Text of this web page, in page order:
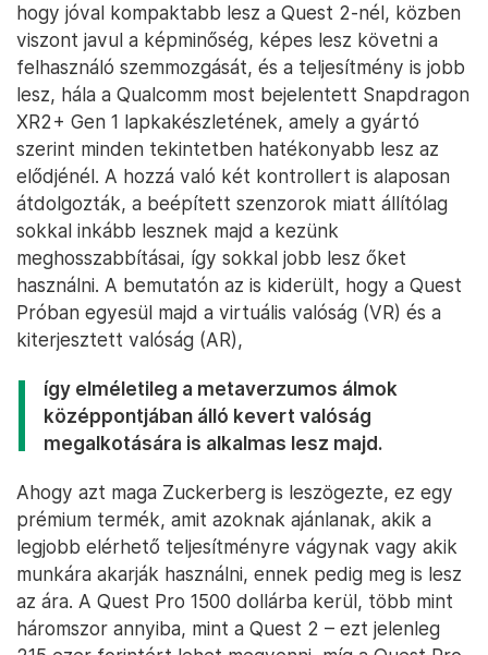
hogy jóval kompaktabb lesz a Quest 2-nél, közben
viszont javul a képminőség, képes lesz követni a
felhasználó szemmozgását, és a teljesítmény is jobb
lesz, hála a Qualcomm most bejelentett Snapdragon
XR2+ Gen 1 lapkakészletének, amely a gyártó
szerint minden tekintetben hatékonyabb lesz az
elődjénél. A hozzá való két kontrollert is alaposan
átdolgozták, a beépített szenzorok miatt állítólag
sokkal inkább lesznek majd a kezünk
meghosszabbításai, így sokkal jobb lesz őket
használni. A bemutatón az is kiderült, hogy a Quest
Próban egyesül majd a virtuális valóság (VR) és a
kiterjesztett valóság (AR),
így elméletileg a metaverzumos álmok
középpontjában álló kevert valóság
megalkotására is alkalmas lesz majd.
Ahogy azt maga Zuckerberg is leszögezte, ez egy
prémium termék, amit azoknak ajánlanak, akik a
legjobb elérhető teljesítményre vágynak vagy akik
munkára akarják használni, ennek pedig meg is lesz
az ára. A Quest Pro 1500 dollárba kerül, több mint
háromszor annyiba, mint a Quest 2 – ezt jelenleg